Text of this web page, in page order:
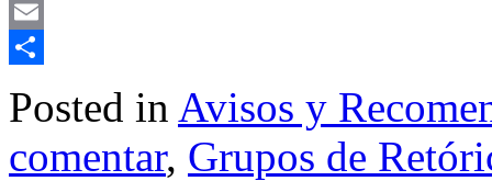
Mastodon
Email
Posted in Avisos y
comentar, Grupos de